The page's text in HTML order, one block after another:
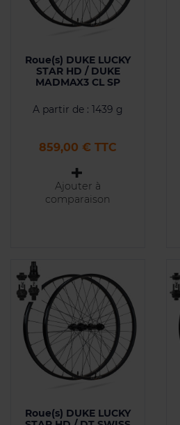
Roue(s) DUKE LUCKY
STAR HD / DUKE
MADMAX3 CL SP
A partir de : 1439 g
Prix
859,00 € TTC
Ajouter à
comparaison
Roue(s) DUKE LUCKY